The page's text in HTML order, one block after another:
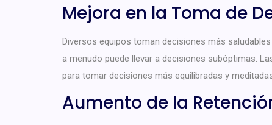
Mejora en la Toma de
Diversos equipos toman decisiones más
a menudo puede llevar a decisiones subóptimas.
para tomar decisiones más equilibradas y
Aumento de la